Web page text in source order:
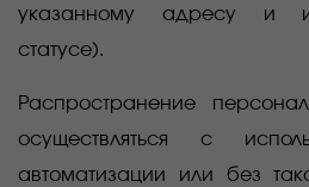
указанному адресу и
статусе).
Распространение
осуществляться с
автоматизации или без